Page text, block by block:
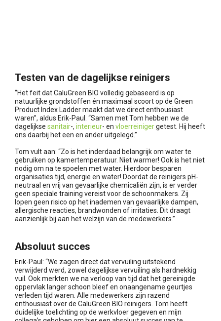
Testen van de dagelijkse reinigers
“Het feit dat CaluGreen BIO volledig gebaseerd is op
natuurlijke grondstoffen én maximaal scoort op de Green
Product Index Ladder maakt dat we direct enthousiast
waren”, aldus Erik-Paul. “Samen met Tom hebben we de
dagelijkse sanitair-, interieur- en vloerreinigergetest. Hij heeft
ons daarbij het een en ander uitgelegd.”
Tom vult aan: “Zo is het inderdaad belangrijk om water te
gebruiken op kamertemperatuur. Niet warmer! Ook is het niet
nodig om na te spoelen met water. Hierdoor besparen
organisaties tijd, energie en water! Doordat de reinigers pH-
neutraal en vrij van gevaarlijke chemicaliën zijn, is er verder
geen speciale training vereist voor de schoonmakers. Zij
lopen geen risico op het inademen van gevaarlijke dampen,
allergische reacties, brandwonden of irritaties. Dit draagt
aanzienlijk bij aan het welzijn van de medewerkers.”
Absoluut succes
Erik-Paul: “We zagen direct dat vervuiling uitstekend
verwijderd werd, zowel dagelijkse vervuiling als hardnekkig
vuil. Ook merkten we na verloop van tijd dat het gereinigde
oppervlak langer schoon bleef en onaangename geurtjes
verleden tijd waren. Alle medewerkers zijn razend
enthousiast over de CaluGreen BIO reinigers. Tom heeft
duidelijke toelichting op de werkvloer gegeven en mijn